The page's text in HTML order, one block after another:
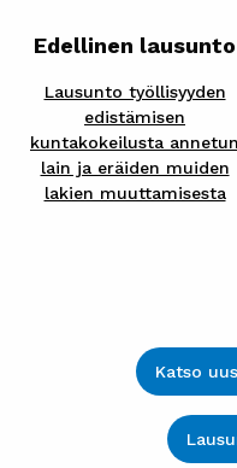
Edellinen lausunto
Lausunto työllisyyden
edistämisen
kuntakokeilusta annetun
lain ja eräiden muiden
lakien muuttamisesta
Katso